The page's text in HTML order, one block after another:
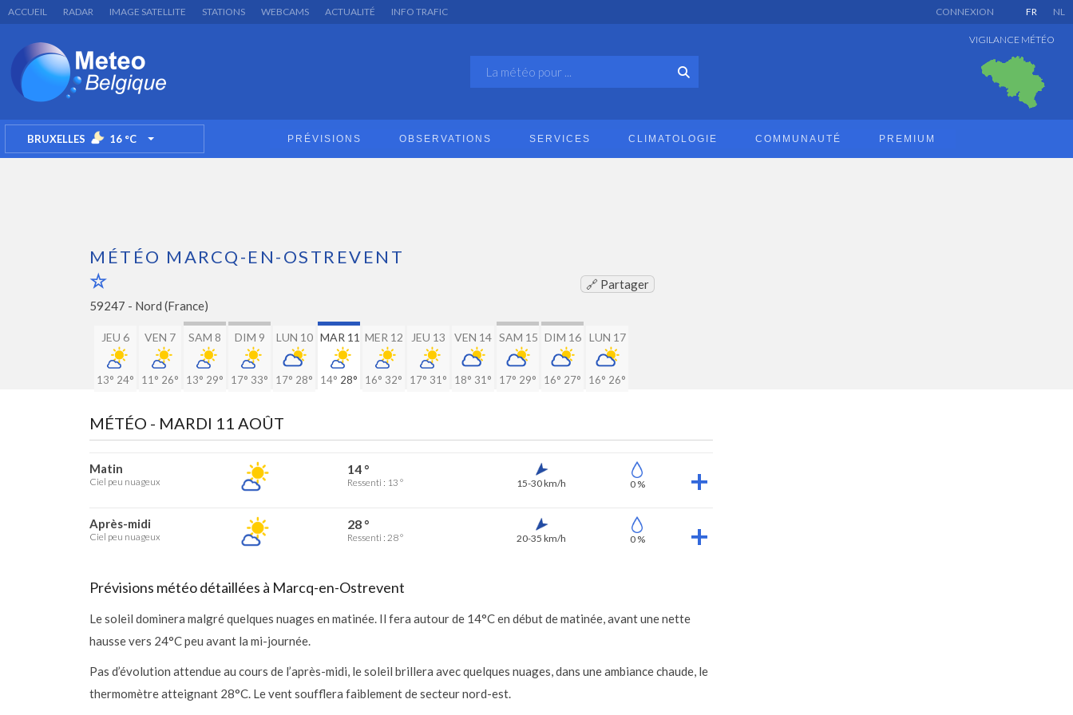
ACCUEIL RADAR IMAGE SATELLITE STATIONS WEBCAMS ACTUALITÉ INFO TRAFIC FR NL
CONNEXION
VIGILANCE MÉTÉO
BRUXELLES 16°C TOGGLE DROPDOWN PRÉVISIONS OBSERVATIONS SERVICES CLIMATOLOGIE COMMUNAUTÉ PREMIUM
MÉTÉO MARCQ-EN-OSTREVENT
🔗 Partager
59247 - Nord (France)
JEU 6
13° 24°
VEN 7
11° 26°
SAM 8
13° 29°
DIM 9
17° 33°
LUN 10
17° 28°
MAR 11
14° 28°
MER 12
16° 32°
JEU 13
17° 31°
VEN 14
18° 31°
SAM 15
17° 29°
DIM 16
16° 27°
LUN 17
16° 26°
MÉTÉO - MARDI 11 AOÛT
Matin
Ciel peu nuageux
14 °
Ressenti : 13 ° 15-30 km/h 0 %
Après-midi
Ciel peu nuageux
28 °
Ressenti : 28 ° 20-35 km/h 0 %
Prévisions météo détaillées à Marcq-en-Ostrevent
Le soleil dominera malgré quelques nuages en matinée. Il fera autour de 14°C en début de matinée, avant une nette
hausse vers 24°C peu avant la mi-journée.
Pas d’évolution attendue au cours de l’après-midi, le soleil brillera avec quelques nuages, dans une ambiance chaude, le
thermomètre atteignant 28°C. Le vent soufflera faiblement de secteur nord-est.